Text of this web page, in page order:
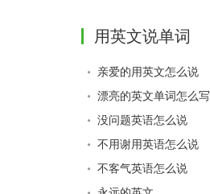
用英文说单词
亲爱的用英文怎么说
漂亮的英文单词怎么写
没问题英语怎么说
不用谢用英语怎么说
不客气英语怎么说